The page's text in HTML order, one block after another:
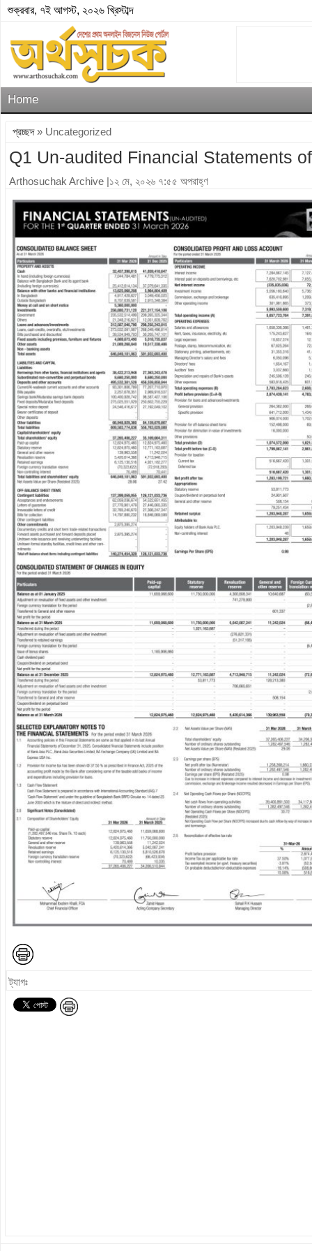
শুক্রবার, ৭ই আগস্ট, ২০২৬ খ্রিস্টাব্দ
Home
প্রচ্ছদ» Uncategorized
Q1 Un-audited Financial Statements
Arthosuchak Archive |১২ মে, ২০২৬ ৭:৫৫ অপরাহ্ণ
ট্যাগঃ